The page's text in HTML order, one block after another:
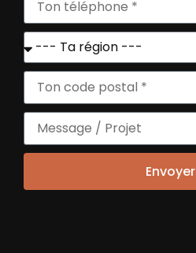
Restart / envie
25/11/2025 de 12h00
Envoyer